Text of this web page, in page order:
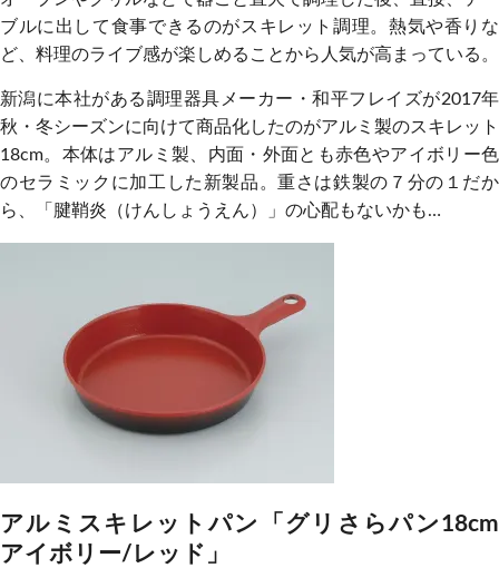
ブルに出して食事できるのがスキレット調理。熱気や香りな
ど、料理のライブ感が楽しめることから人気が高まっている。
新潟に本社がある調理器具メーカー・和平フレイズが2017年
秋・冬シーズンに向けて商品化したのがアルミ製のスキレット
18cm。本体はアルミ製、内面・外面とも赤色やアイボリー色
のセラミックに加工した新製品。重さは鉄製の７分の１だか
ら、「腱鞘炎（けんしょうえん）」の心配もないかも…
アルミスキレットパン「グリさらパン18cm
アイボリー/レッド」